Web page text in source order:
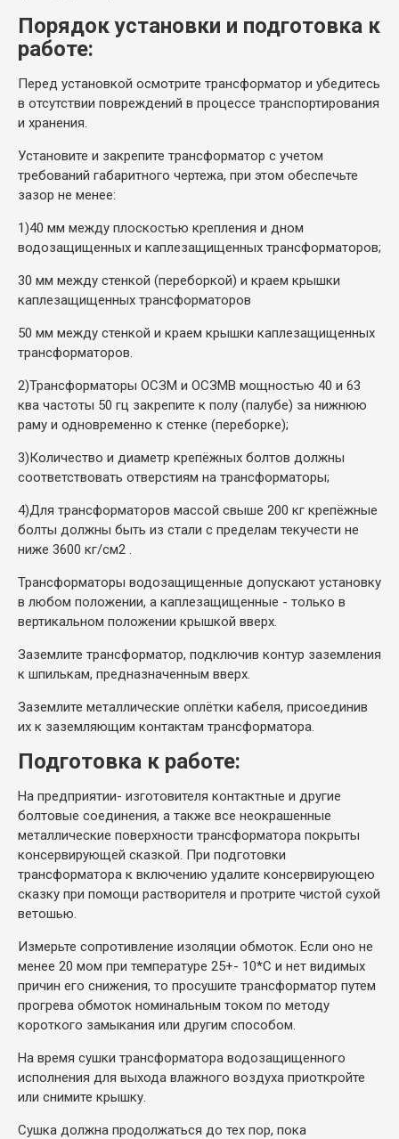
Порядок установки и подготовка к
работе:
Перед установкой осмотрите трансформатор и убедитесь
в отсутствии повреждений в процессе транспортирования
и хранения.
Установите и закрепите трансформатор с учетом
требований габаритного чертежа, при этом обеспечьте
зазор не менее:
1)40 мм между плоскостью крепления и дном
водозащищенных и каплезащищенных трансформаторов;
30 мм между стенкой (переборкой) и краем крышки
каплезащищенных трансформаторов
50 мм между стенкой и краем крышки каплезащищенных
трансформаторов.
2)Трансформаторы ОСЗМ и ОСЗМВ мощностью 40 и 63
ква частоты 50 гц закрепите к полу (палубе) за нижнюю
раму и одновременно к стенке (переборке);
3)Количество и диаметр крепёжных болтов должны
соответствовать отверстиям на трансформаторы;
4)Для трансформаторов массой свыше 200 кг крепёжные
болты должны быть из стали с пределам текучести не
ниже 3600 кг/см2 .
Трансформаторы водозащищенные допускают установку
в любом положении, а каплезащищенные - только в
вертикальном положении крышкой вверх.
Заземлите трансформатор, подключив контур заземления
к шпилькам, предназначенным вверх.
Заземлите металлические оплётки кабеля, присоединив
их к заземляющим контактам трансформатора.
Подготовка к работе:
На предприятии- изготовителя контактные и другие
болтовые соединения, а также все неокрашенные
металлические поверхности трансформатора покрыты
консервирующей сказкой. При подготовки
трансформатора к включению удалите консервирующею
сказку при помощи растворителя и протрите чистой сухой
ветошью.
Измерьте сопротивление изоляции обмоток. Если оно не
менее 20 мом при температуре 25+- 10*С и нет видимых
причин его снижения, то просушите трансформатор путем
прогрева обмоток номинальным током по методу
короткого замыкания или другим способом.
На время сушки трансформатора водозащищенного
исполнения для выхода влажного воздуха приоткройте
или снимите крышку.
Сушка должна продолжаться до тех пор, пока